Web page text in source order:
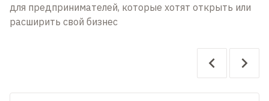
для предпринимателей, которые хотят открыть или
расширить свой бизнес